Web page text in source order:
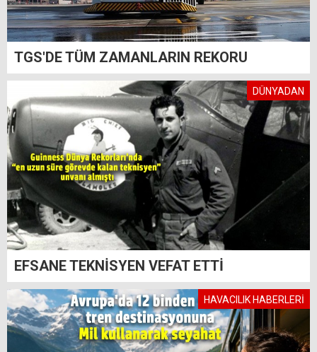
TGS'DE TÜM ZAMANLARIN REKORU
DÜNYADAN
EFSANE TEKNİSYEN VEFAT ETTİ
HAVACILIK HABERLERİ